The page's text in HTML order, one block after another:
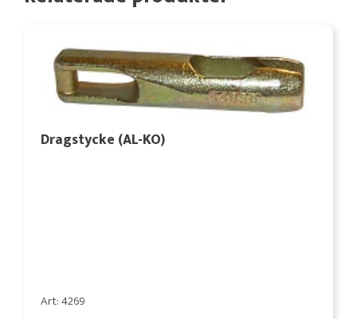
Dragstycke (AL-KO)
Art: 4269